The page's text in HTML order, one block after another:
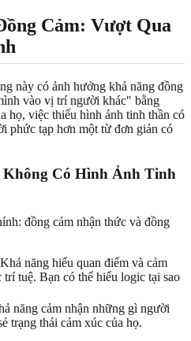
Cảm: Vượt Qua
này có ảnh hưởng khả năng đồng
vào vị trí người khác" bằng
họ, việc thiếu hình ảnh tinh thần có
phức tạp hơn một từ đơn giản có
Có Hình Ảnh Tinh
đồng cảm nhận thức và đồng
Khả năng hiểu quan điểm và cảm
tuệ. Bạn có thể hiểu logic tại sao
năng cảm nhận những gì người
trạng thái cảm xúc của họ.